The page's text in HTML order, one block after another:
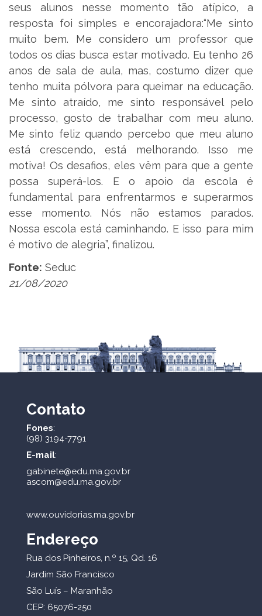
seus alunos nesse momento tão atípico, a
resposta foi simples e encorajadora:“Me sinto
muito bem. Me considero um professor que
todos os dias busca estar motivado. Eu tenho 26
anos de sala de aula, mas, costumo dizer que
tenho muita pólvora para queimar na educação.
Me sinto atraído, me sinto responsável pelo
processo, gosto de trabalhar com meu aluno.
Me sinto feliz quando percebo que meu aluno
está crescendo, está melhorando. Isso me
motiva! Os desafios, eles vêm para que a gente
possa superá-los. E o apoio da escola é
fundamental para enfrentarmos e superarmos
esse momento. Nós não estamos parados.
Nossa escola está caminhando. E isso para mim
é motivo de alegria”, finalizou.
Fonte: Seduc
21/08/2020
Contato
Fones:
(98) 3194-7791
E-mail:
gabinete@edu.ma.gov.br
ascom@edu.ma.gov.br
www.ouvidorias.ma.gov.br
Endereço
Rua dos Pinheiros, n.º 15, Qd. 16
Jardim São Francisco
São Luís – Maranhão
CEP: 65076-250